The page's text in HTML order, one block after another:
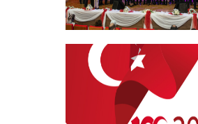
EKEV “Akademik Bilim,
Ödülleri” Töreni Yapıldı
+